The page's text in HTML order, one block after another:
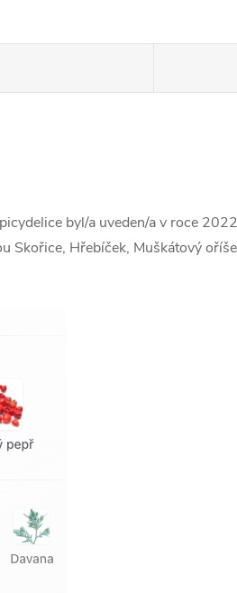
byl/a uveden/a v roce
Hřebíček, Muškátový